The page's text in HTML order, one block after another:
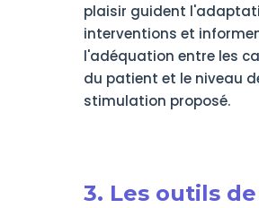
plaisir guident
interventions et
l'adéquation entre les
du patient et le niveau
stimulation proposé.
3. Les outils de